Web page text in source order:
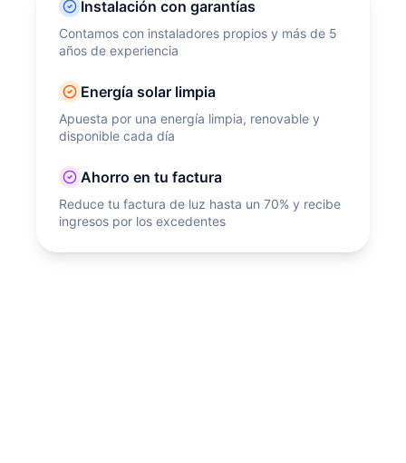
Instalación con garantías
Contamos con instaladores propios y más de 5
años de experiencia
Energía solar limpia
Apuesta por una energía limpia, renovable y
disponible cada día
Ahorro en tu factura
Reduce tu factura de luz hasta un 70% y recibe
ingresos por los excedentes